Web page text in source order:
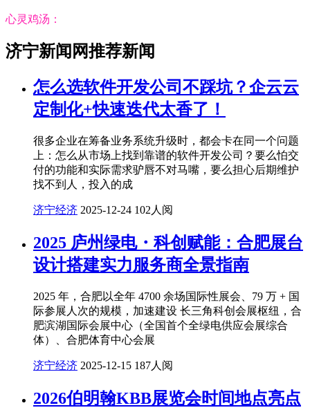
心灵鸡汤：
济宁新闻网推荐新闻
怎么选软件开发公司不踩坑？企云云
定制化+快速迭代太香了！
很多企业在筹备业务系统升级时，都会卡在同一个问题
上：怎么从市场上找到靠谱的软件开发公司？要么怕交
付的功能和实际需求驴唇不对马嘴，要么担心后期维护
找不到人，投入的成
济宁经济 2025-12-24 102人阅
2025 庐州绿电・科创赋能：合肥展台
设计搭建实力服务商全景指南
2025 年，合肥以全年 4700 余场国际性展会、79 万 + 国
际参展人次的规模，加速建设 长三角科创会展枢纽，合
肥滨湖国际会展中心（全国首个全绿电供应会展综合
体）、合肥体育中心会展
济宁经济 2025-12-15 187人阅
2026伯明翰KBB展览会时间地点亮点